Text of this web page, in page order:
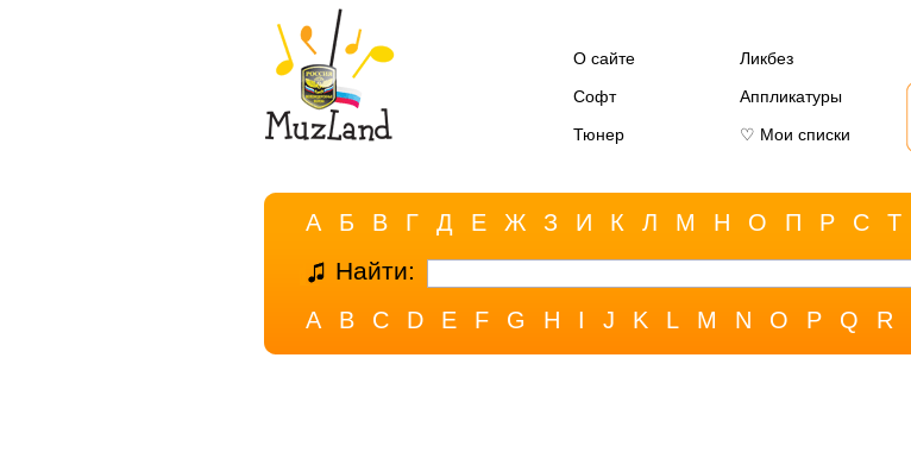
О сайте
Ликбез
Софт
Аппликатуры
Тюнер
♡ Мои списки
А Б В Г Д Е Ж З И К Л М Н О П Р С Т
Найти:
A B C D E F G H I J K L M N O P Q R